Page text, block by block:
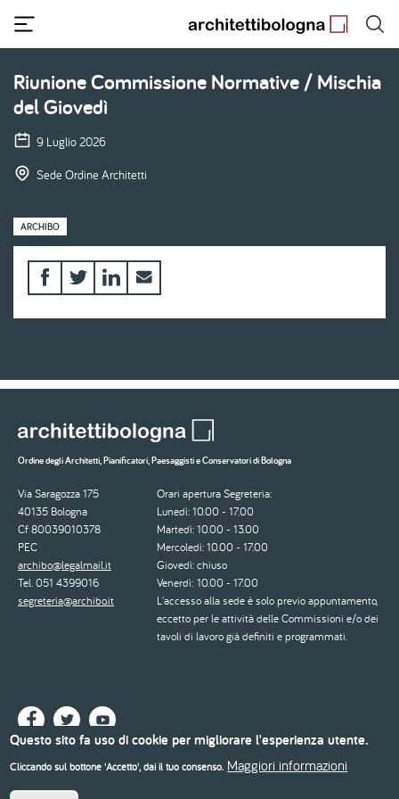
contenuto
principale
Riunione Commissione Normative / Mischia
del Giovedì
9 Luglio 2026
Sede Ordine Architetti
ARCHIBO
Ordine degli Architetti, Pianificatori, Paesaggisti e Conservatori di Bologna
Via Saragozza 175
40135 Bologna
Cf 80039010378
PEC
archibo@legalmail.it
Tel. 051 4399016
segreteria@archibo.it
Orari apertura Segreteria:
Lunedì: 10.00 - 17.00
Martedì: 10.00 - 13.00
Mercoledì: 10.00 - 17.00
Giovedì: chiuso
Venerdì: 10.00 - 17.00
L'accesso alla sede è solo previo appuntamento,
eccetto per le attività delle Commissioni e/o dei
tavoli di lavoro già definiti e programmati.
Questo sito fa uso di cookie per migliorare l'esperienza utente.
Cliccando sul bottone 'Accetto', dai il tuo consenso. Maggiori informazioni